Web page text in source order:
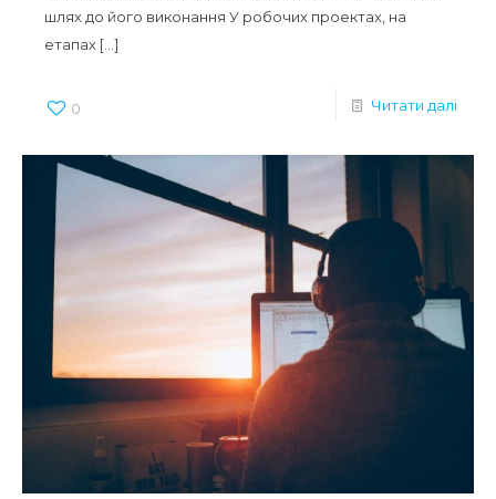
шлях до його виконання У робочих проектах, на
етапах […]
0 Читати далі